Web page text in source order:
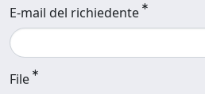
E-mail del richiedente
File